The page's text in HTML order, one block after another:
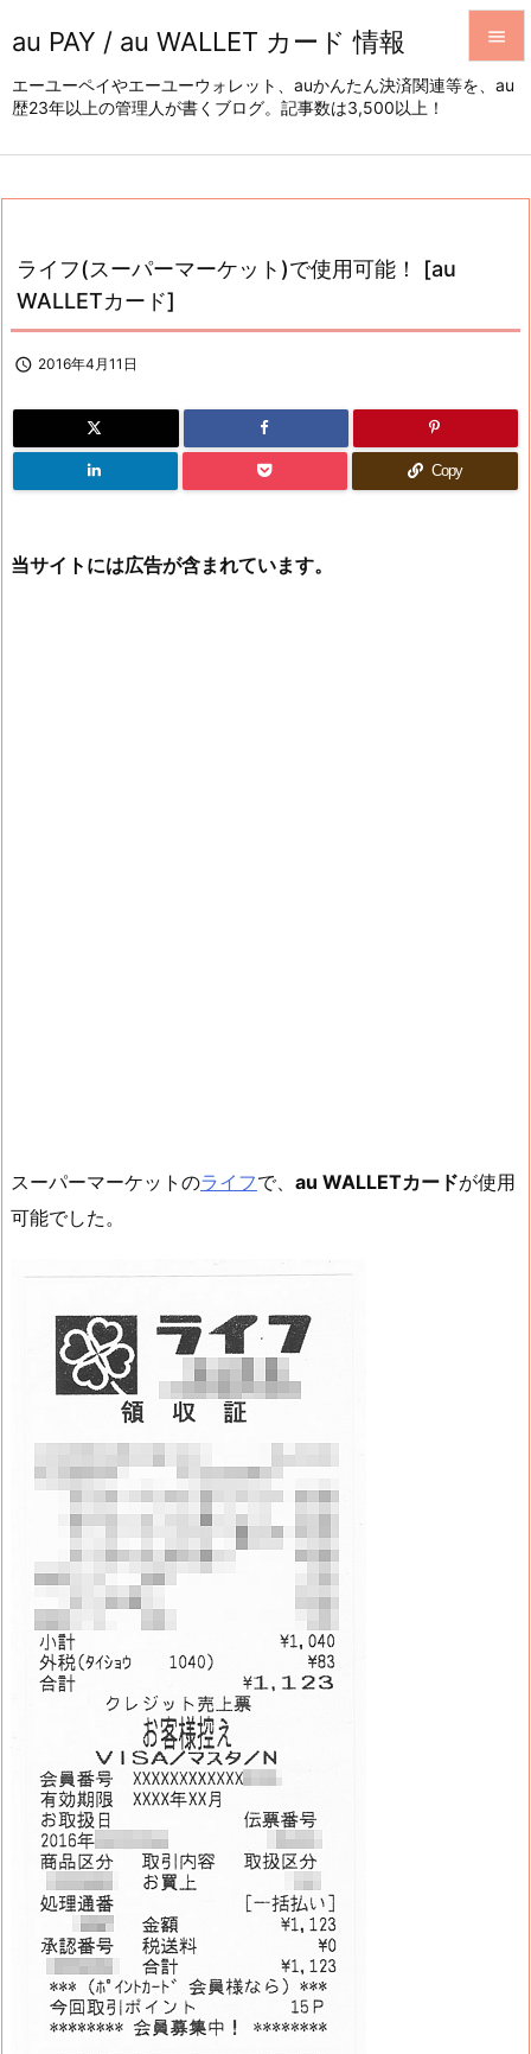
au PAY / au WALLET カード 情報
エーユーペイやエーユーウォレット、auかんたん決済関連等を、au
歴23年以上の管理人が書くブログ。記事数は3,500以上！




ライフ(スーパーマーケット)で使用可能！ [au
WALLETカード]
 2016年4月11日
Copy
当サイトには広告が含まれています。
スーパーマーケットのライフで、 au WALLETカードが使用
可能でした。